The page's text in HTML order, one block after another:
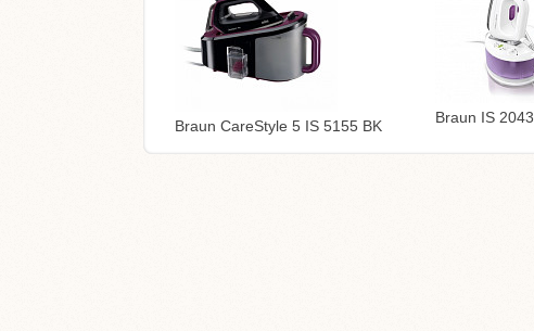
Braun CareStyle 5 IS 5155 BK Braun IS 2043